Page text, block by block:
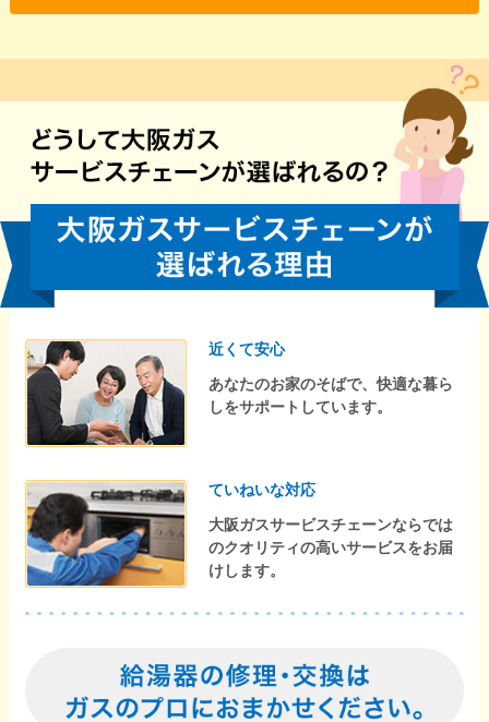
近くて安心
あなたのお家のそばで、快適な暮ら
しをサポートしています。
ていねいな対応
大阪ガスサービスチェーンならでは
のクオリティの高いサービスをお届
けします。